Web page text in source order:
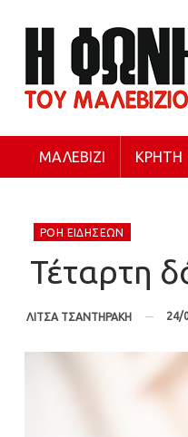
ΜΑΛΕΒΊΖΙ ΚΡΉΤΗ
ΡΟΉ ΕΙΔΉΣΕΩΝ
Τέταρτη
ΛΙΤΣΑ ΤΣΑΝΤΗΡΑΚΗ 24/